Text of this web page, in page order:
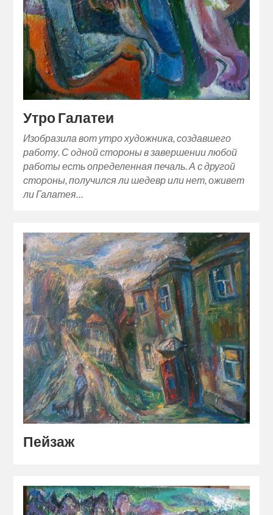
Утро Галатеи
Изобразила вот утро художника, создавшего
работу. С одной стороны в завершении любой
работы есть определенная печаль. А с другой
стороны, получился ли шедевр или нет, оживет
ли Галатея…
Пейзаж